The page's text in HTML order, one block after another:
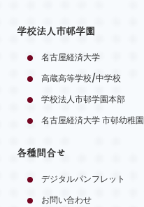
学校法人市邨学園
名古屋経済大学
高蔵高等学校/中学校
学校法人市邨学園本部
名古屋経済大学 市邨幼稚園
各種問合せ
デジタルパンフレット
お問い合わせ